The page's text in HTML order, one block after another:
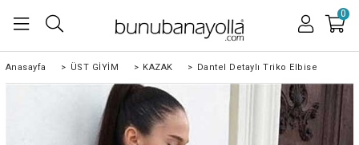
0
Anasayfa > ÜST GİYİM > KAZAK > Dantel Detaylı Triko Elbise